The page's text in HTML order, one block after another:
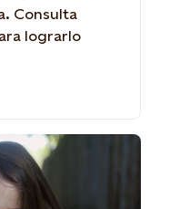
Consulta
lograrlo